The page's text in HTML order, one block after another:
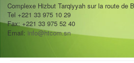
Complexe Hizbut Tarqiyyah sur la route de
Tel +221 33 975 10 29
Fax: +221 33 975 52 40
Email: info@htcom.sn